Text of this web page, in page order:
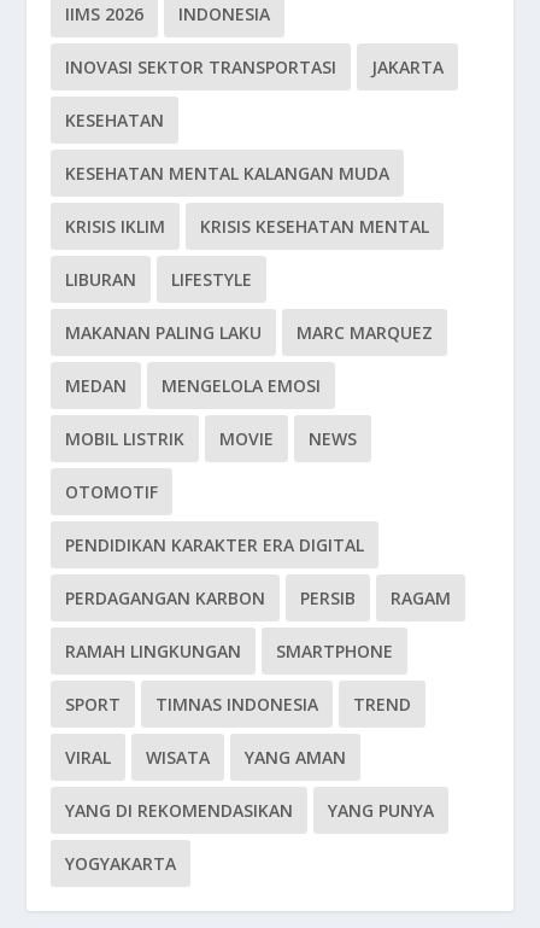
IIMS 2026 INDONESIA
INOVASI SEKTOR TRANSPORTASI JAKARTA
KESEHATAN
KESEHATAN MENTAL KALANGAN MUDA
KRISIS IKLIM KRISIS KESEHATAN MENTAL
LIBURAN LIFESTYLE
MAKANAN PALING LAKU MARC MARQUEZ
MEDAN MENGELOLA EMOSI
MOBIL LISTRIK MOVIE NEWS
OTOMOTIF
PENDIDIKAN KARAKTER ERA DIGITAL
PERDAGANGAN KARBON PERSIB RAGAM
RAMAH LINGKUNGAN SMARTPHONE
SPORT TIMNAS INDONESIA TREND
VIRAL WISATA YANG AMAN
YANG DI REKOMENDASIKAN YANG PUNYA
YOGYAKARTA